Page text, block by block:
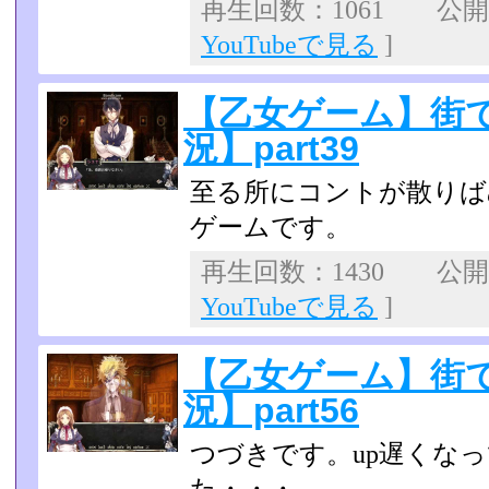
再生回数：1061 公
YouTubeで見る ]
【乙女ゲーム】街
況】part39
至る所にコントが散り
ゲームです。
再生回数：1430 公
YouTubeで見る ]
【乙女ゲーム】街
況】part56
つづきです。up遅くな